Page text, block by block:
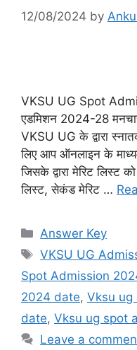
12/08/2024 by
VKSU UG Spot
एडमिशन 2024-28
VKSU UG के द्वारा
लिए आप ऑनलाइन के
जिसके द्वारा मेरिट लिस्ट
लिस्ट, सेकंड मेरिट …
Categories
Answer Key
Tags
VKSU UG
Spot Admission
2024 date, Vksu ug
date, Vksu ug spot
Leave a